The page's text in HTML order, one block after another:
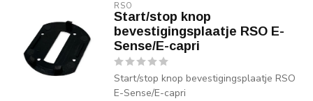
RSO
Start/stop knop
bevestigingsplaatje RSO E-
Sense/E-capri
Start/stop knop bevestigingsplaatje RSO
E-Sense/E-capri